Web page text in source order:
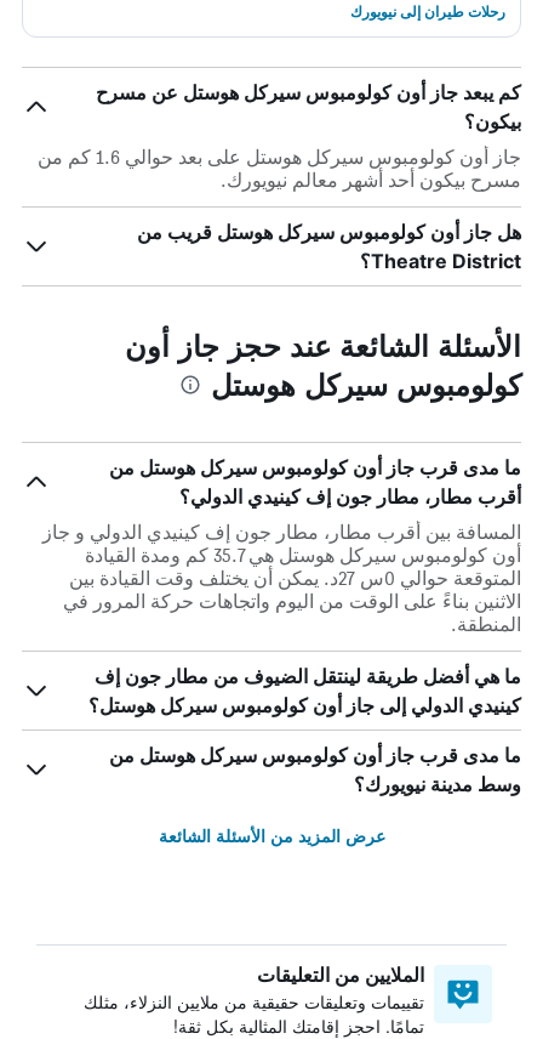
رحلات طيران إلى نيويورك
كم يبعد جاز أون كولومبوس سيركل هوستل عن مسرح
بيكون؟
جاز أون كولومبوس سيركل هوستل على بعد حوالي 1.6 كم من
مسرح بيكون أحد أشهر معالم نيويورك.
هل جاز أون كولومبوس سيركل هوستل قريب من
Theatre District؟
الأسئلة الشائعة عند حجز جاز أون
كولومبوس سيركل هوستل
ما مدى قرب جاز أون كولومبوس سيركل هوستل من
أقرب مطار، مطار جون إف كينيدي الدولي؟
المسافة بين أقرب مطار، مطار جون إف كينيدي الدولي و جاز
أون كولومبوس سيركل هوستل هي 35.7 كم ومدة القيادة
المتوقعة حوالي 0س 27د. يمكن أن يختلف وقت القيادة بين
الاثنين بناءً على الوقت من اليوم واتجاهات حركة المرور في
المنطقة.
ما هي أفضل طريقة لينتقل الضيوف من مطار جون إف
كينيدي الدولي إلى جاز أون كولومبوس سيركل هوستل؟
ما مدى قرب جاز أون كولومبوس سيركل هوستل من
وسط مدينة نيويورك؟
عرض المزيد من الأسئلة الشائعة
الملايين من التعليقات
تقييمات وتعليقات حقيقية من ملايين النزلاء، مثلك
تمامًا. احجز إقامتك المثالية بكل ثقة!